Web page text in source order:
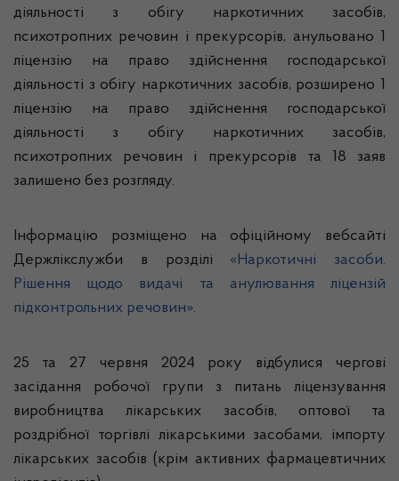
діяльності з обігу наркотичних засобів,
психотропних речовин і прекурсорів, анульовано 1
ліцензію на право здійснення господарської
діяльності з обігу наркотичних засобів, розширено 1
ліцензію на право здійснення господарської
діяльності з обігу наркотичних засобів,
психотропних речовин і прекурсорів та 18 заяв
залишено без розгляду.
Інформацію розміщено на офіційному вебсайті
Держлікслужби в розділі «Наркотичні засоби.
Рішення щодо видачі та анулювання ліцензій
підконтрольних речовин».
25 та 27 червня 2024 року відбулися чергові
засідання робочої групи з питань ліцензування
виробництва лікарських засобів, оптової та
роздрібної торгівлі лікарськими засобами, імпорту
лікарських засобів (крім активних фармацевтичних